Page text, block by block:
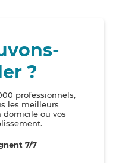
?
professionnels,
les meilleurs
ou vos
7/7